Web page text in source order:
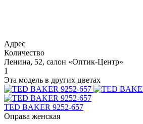
Адрес
Количество
Ленина, 52, салон «Оптик-Центр»
1
Эта модель в других цветах
TED BAKER 9252-657
Оправа женская